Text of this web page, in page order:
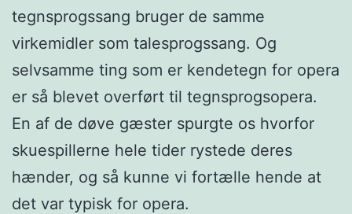
tegnsprogssang bruger de samme
virkemidler som talesprogssang. Og
selvsamme ting som er kendetegn for opera
er så blevet overført til tegnsprogsopera.
En af de døve gæster spurgte os hvorfor
skuespillerne hele tider rystede deres
hænder, og så kunne vi fortælle hende at
det var typisk for opera.